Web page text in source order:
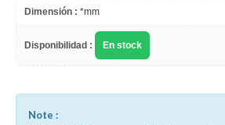
Dimensión : *mm
Disponibilidad : En stock
Note :